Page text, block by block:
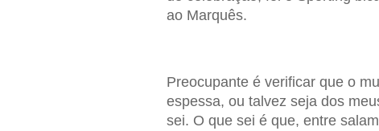
ao Marquês.
Preocupante é verificar que o
espessa, ou talvez seja dos
sei. O que sei é que, entre